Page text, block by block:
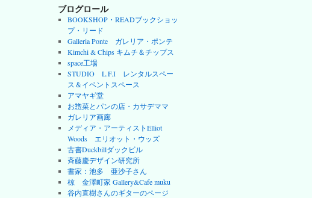
カ
イ
ブログロール
BOOKSHOP・READブックショッ
プ・リード
Galleria Ponte ガレリア・ポンテ
Kimchi & Chips キムチ＆チップス
space工場
STUDIO L.F.I レンタルスペー
ス＆イベントスペース
アマヤギ堂
お惣菜とパンの店・カサデママ
ガレリア画廊
メディア・アーティストElliot
Woods エリオット・ウッズ
古書Duckbillダックビル
斉藤慶デザイン研究所
書家：池多 亜沙子さん
椋 金澤町家 Gallery&Cafe muku
谷内直樹さんのギターのページ